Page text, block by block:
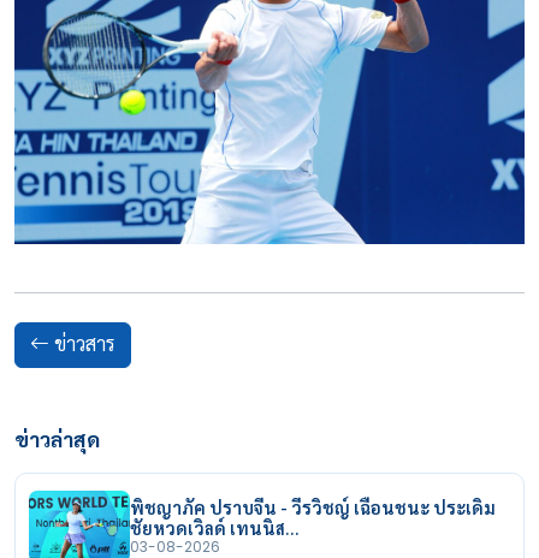
ข่าวสาร
ข่าวล่าสุด
พิชญาภัค ปราบจีน - วีรวิชญ์ เฉือนชนะ ประเดิม
ชัยหวดเวิลด์ เทนนิส…
03-08-2026